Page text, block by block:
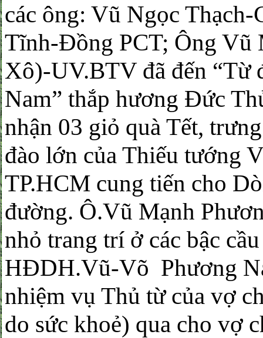
các ông: Vũ Ngọc
Tĩnh-Đồng PCT; Ông Vũ
Xô)-UV.BTV đã đến “Từ
Nam” thắp hương Đức
nhận 03 giỏ quà Tết,
đào lớn của Thiếu tướng
TP.HCM cung tiến cho
đường. Ô.Vũ Mạnh
nhỏ trang trí ở các bậc
HĐDH.Vũ-Võ Phương
nhiệm vụ Thủ từ của vợ
do sức khoẻ) qua cho vợ